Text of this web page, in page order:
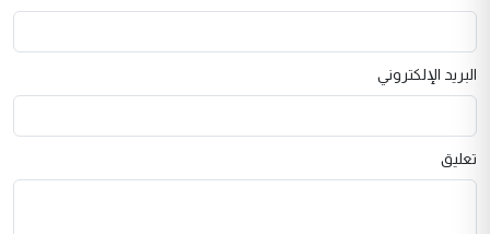
البريد الإلكتروني
تعليق